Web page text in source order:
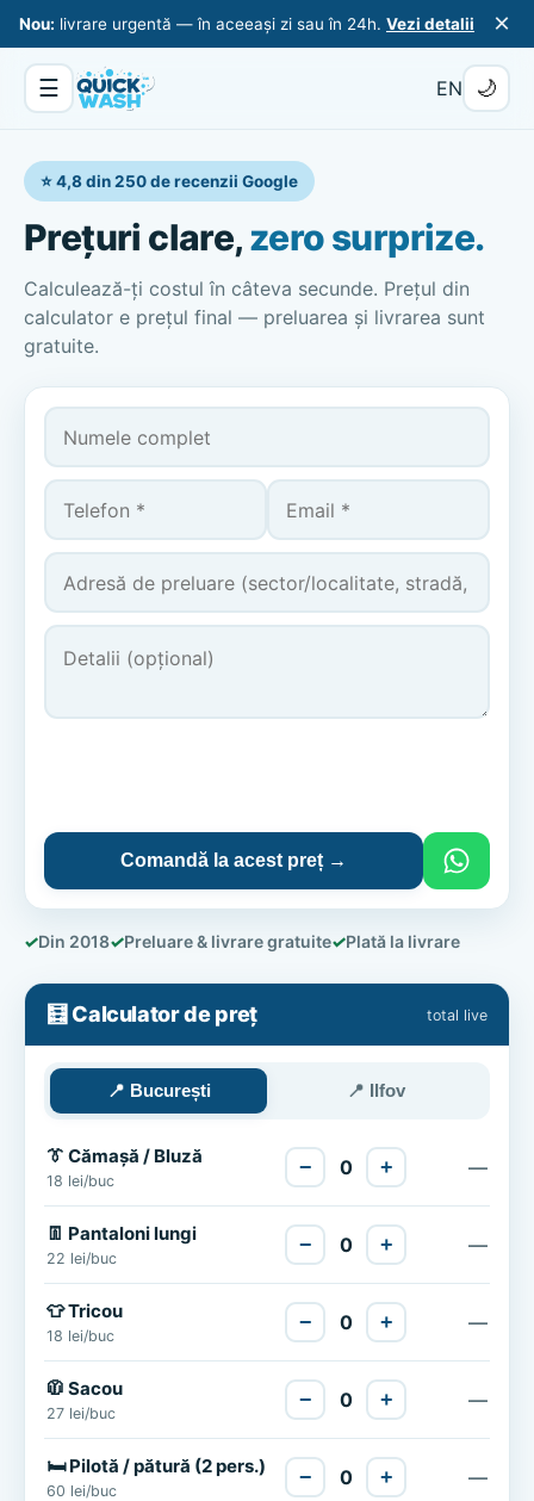
Nou: livrare urgentă — în aceeași zi sau în 24h. Vezi detalii ×
☰ EN 🌙
⭐ 4,8 din 250 de recenzii Google
Prețuri clare,zero surprize.
Calculează-ți costul în câteva secunde. Prețul din
calculator e prețul final — preluarea și livrarea sunt
gratuite.
Comandă la acest preț →
✓Din 2018✓Preluare & livrare gratuite✓Plată la livrare
🧮 Calculator de preț total live
📍 București 📍 Ilfov
👔 Cămașă / Bluză
18 lei/buc
− 0 + —
👖 Pantaloni lungi
22 lei/buc
− 0 + —
👕 Tricou
18 lei/buc
− 0 + —
🧥 Sacou
27 lei/buc
− 0 + —
🛏️ Pilotă / pătură (2 pers.)
60 lei/buc
− 0 + —